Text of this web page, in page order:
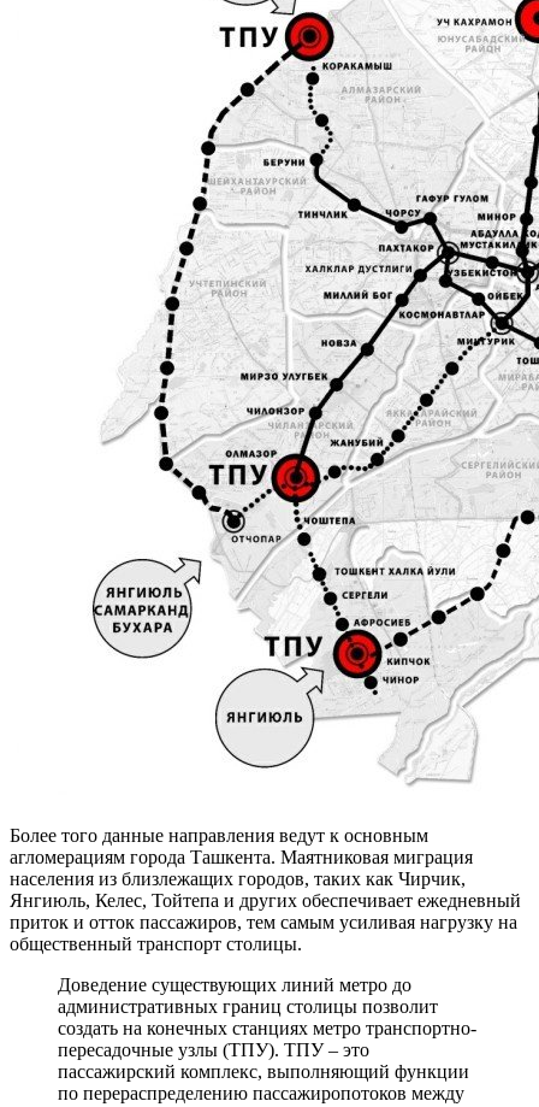
Более того данные направления ведут к основным
агломерациям города Ташкента. Маятниковая миграция
населения из близлежащих городов, таких как Чирчик,
Янгиюль, Келес, Тойтепа и других обеспечивает ежедневный
приток и отток пассажиров, тем самым усиливая нагрузку на
общественный транспорт столицы.
Доведение существующих линий метро до
административных границ столицы позволит
создать на конечных станциях метро транспортно-
пересадочные узлы (ТПУ). ТПУ – это
пассажирский комплекс, выполняющий функции
по перераспределению пассажиропотоков между